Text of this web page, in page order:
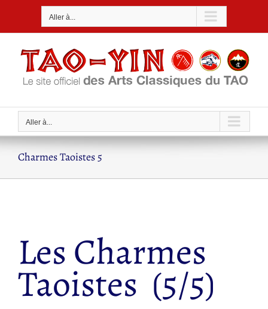
Aller à...
Aller à...
Charmes Taoistes 5
Les Charmes
Taoistes (5/5)